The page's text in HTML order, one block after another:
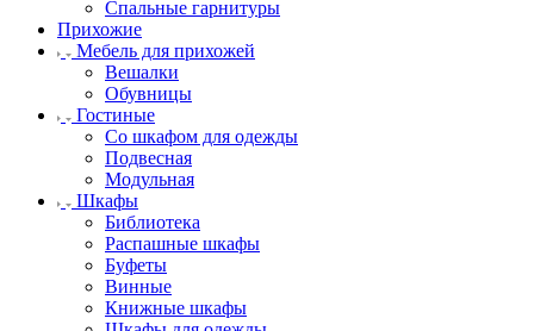
Спальные гарнитуры
Прихожие
Мебель для прихожей
Вешалки
Обувницы
Гостиные
Со шкафом для одежды
Подвесная
Модульная
Шкафы
Библиотека
Распашные шкафы
Буфеты
Винные
Книжные шкафы